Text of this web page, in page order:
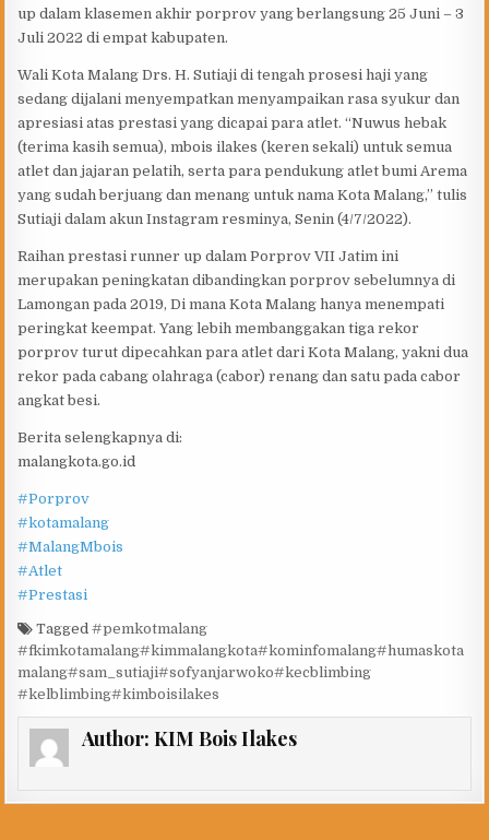
up dalam klasemen akhir porprov yang berlangsung 25 Juni – 3
Juli 2022 di empat kabupaten.
Wali Kota Malang Drs. H. Sutiaji di tengah prosesi haji yang
sedang dijalani menyempatkan menyampaikan rasa syukur dan
apresiasi atas prestasi yang dicapai para atlet. “Nuwus hebak
(terima kasih semua), mbois ilakes (keren sekali) untuk semua
atlet dan jajaran pelatih, serta para pendukung atlet bumi Arema
yang sudah berjuang dan menang untuk nama Kota Malang,” tulis
Sutiaji dalam akun Instagram resminya, Senin (4/7/2022).
Raihan prestasi runner up dalam Porprov VII Jatim ini
merupakan peningkatan dibandingkan porprov sebelumnya di
Lamongan pada 2019, Di mana Kota Malang hanya menempati
peringkat keempat. Yang lebih membanggakan tiga rekor
porprov turut dipecahkan para atlet dari Kota Malang, yakni dua
rekor pada cabang olahraga (cabor) renang dan satu pada cabor
angkat besi.
Berita selengkapnya di:
malangkota.go.id
#Porprov
#kotamalang
#MalangMbois
#Atlet
#Prestasi
Tagged#pemkotmalang
#fkimkotamalang#kimmalangkota#kominfomalang#humaskota
malang#sam_sutiaji#sofyanjarwoko#kecblimbing
#kelblimbing#kimboisilakes
Author: KIM Bois Ilakes